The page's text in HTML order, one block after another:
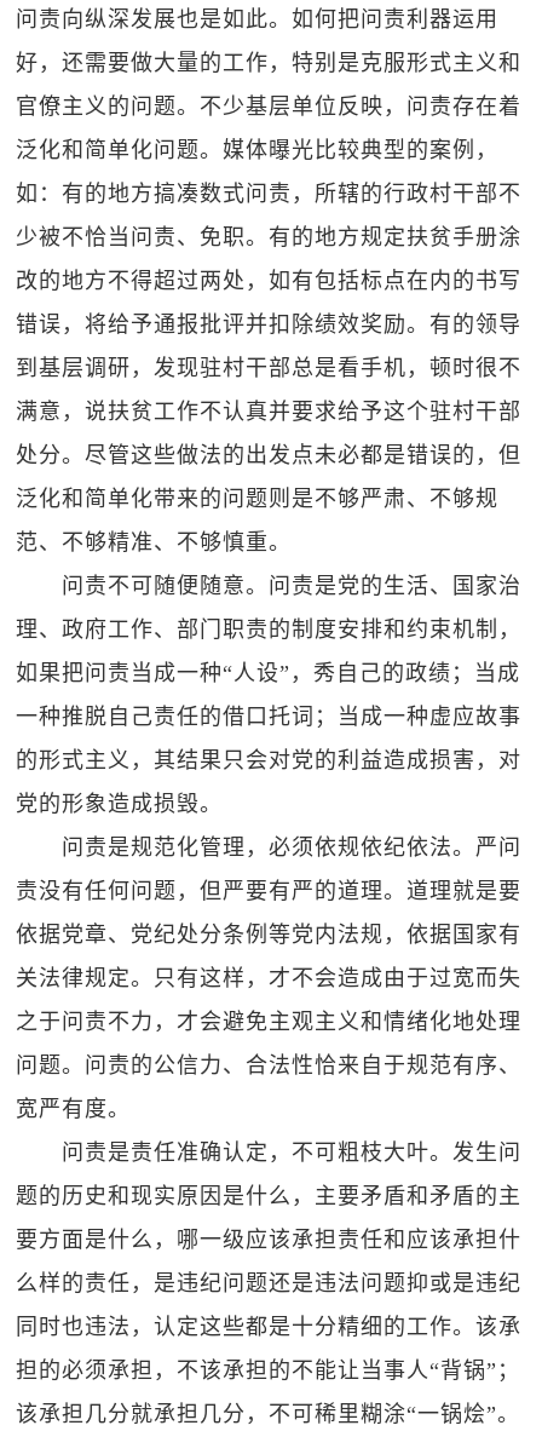
问责向纵深发展也是如此。如何把问责利器运用
好，还需要做大量的工作，特别是克服形式主义和
官僚主义的问题。不少基层单位反映，问责存在着
泛化和简单化问题。媒体曝光比较典型的案例，
如：有的地方搞凑数式问责，所辖的行政村干部不
少被不恰当问责、免职。有的地方规定扶贫手册涂
改的地方不得超过两处，如有包括标点在内的书写
错误，将给予通报批评并扣除绩效奖励。有的领导
到基层调研，发现驻村干部总是看手机，顿时很不
满意，说扶贫工作不认真并要求给予这个驻村干部
处分。尽管这些做法的出发点未必都是错误的，但
泛化和简单化带来的问题则是不够严肃、不够规
范、不够精准、不够慎重。
问责不可随便随意。问责是党的生活、国家治
理、政府工作、部门职责的制度安排和约束机制，
如果把问责当成一种“人设”，秀自己的政绩；当成
一种推脱自己责任的借口托词；当成一种虚应故事
的形式主义，其结果只会对党的利益造成损害，对
党的形象造成损毁。
问责是规范化管理，必须依规依纪依法。严问
责没有任何问题，但严要有严的道理。道理就是要
依据党章、党纪处分条例等党内法规，依据国家有
关法律规定。只有这样，才不会造成由于过宽而失
之于问责不力，才会避免主观主义和情绪化地处理
问题。问责的公信力、合法性恰来自于规范有序、
宽严有度。
问责是责任准确认定，不可粗枝大叶。发生问
题的历史和现实原因是什么，主要矛盾和矛盾的主
要方面是什么，哪一级应该承担责任和应该承担什
么样的责任，是违纪问题还是违法问题抑或是违纪
同时也违法，认定这些都是十分精细的工作。该承
担的必须承担，不该承担的不能让当事人“背锅”；
该承担几分就承担几分，不可稀里糊涂“一锅烩”。